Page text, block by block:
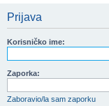
Prijava
Korisničko ime:
Zaporka:
Zaboravio/la sam zaporku